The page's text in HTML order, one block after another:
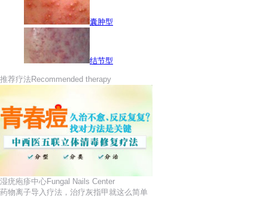
囊肿型
结节型
推荐疗法Recommended therapy
湿疣疱疹中心Fungal Nails Center
药物离子导入疗法，治疗灰指甲就这么简单